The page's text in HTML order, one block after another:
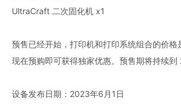
UltraCraft 二次固化机 x1
预售已经开始，打印机和打印系统组合的价格
现在预购即可获得独家优惠。预售期将持续到
设备发布日期：2023年6月1日